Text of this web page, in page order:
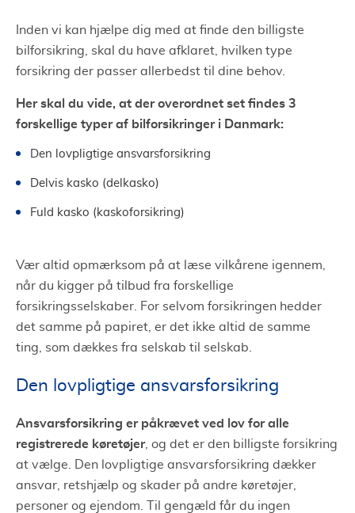
Inden vi kan hjælpe dig med at finde den billigste
bilforsikring, skal du have afklaret, hvilken type
forsikring der passer allerbedst til dine behov.
Her skal du vide, at der overordnet set findes 3
forskellige typer af bilforsikringer i Danmark:
Den lovpligtige ansvarsforsikring
Delvis kasko (delkasko)
Fuld kasko (kaskoforsikring)
Vær altid opmærksom på at læse vilkårene igennem,
når du kigger på tilbud fra forskellige
forsikringsselskaber. For selvom forsikringen hedder
det samme på papiret, er det ikke altid de samme
ting, som dækkes fra selskab til selskab.
Den lovpligtige ansvarsforsikring
Ansvarsforsikring er påkrævet ved lov for alle
registrerede køretøjer, og det er den billigste forsikring
at vælge. Den lovpligtige ansvarsforsikring dækker
ansvar, retshjælp og skader på andre køretøjer,
personer og ejendom. Til gengæld får du ingen